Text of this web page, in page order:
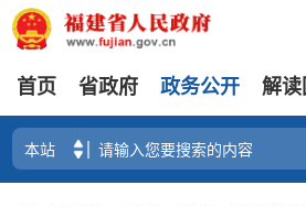
首页 省政府 政务公开 解读